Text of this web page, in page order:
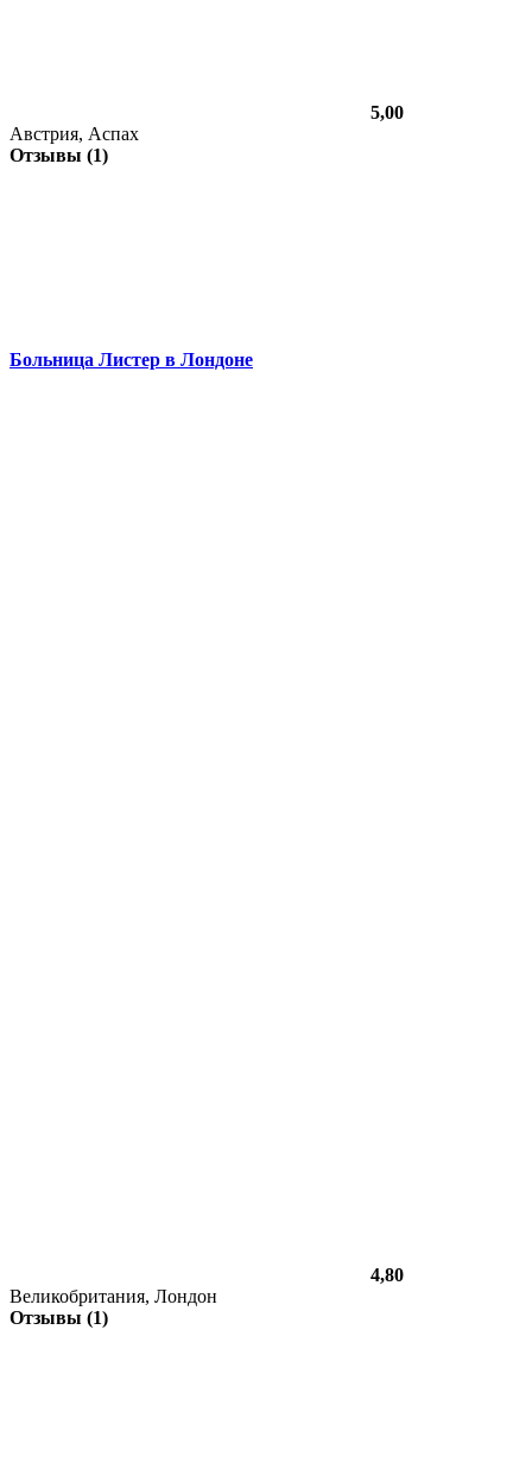
5,00
Австрия, Аспах
Отзывы (1)
Больница Листер в Лондоне
4,80
Великобритания, Лондон
Отзывы (1)